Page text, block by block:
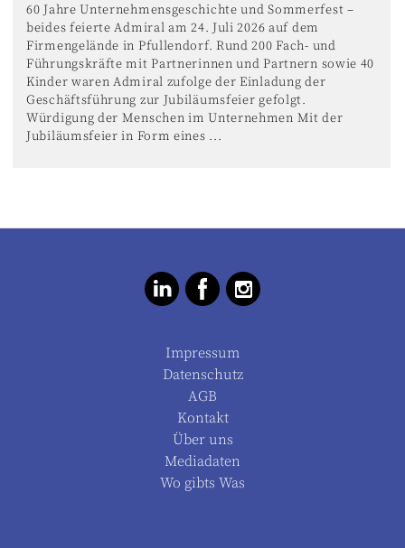
60 Jahre Unternehmensgeschichte und Sommerfest –
beides feierte Admiral am 24. Juli 2026 auf dem
Firmengelände in Pfullendorf. Rund 200 Fach- und
Führungskräfte mit Partnerinnen und Partnern sowie 40
Kinder waren Admiral zufolge der Einladung der
Geschäftsführung zur Jubiläumsfeier gefolgt.
Würdigung der Menschen im Unternehmen Mit der
Jubiläumsfeier in Form eines ...
Impressum
Datenschutz
AGB
Kontakt
Über uns
Mediadaten
Wo gibts Was